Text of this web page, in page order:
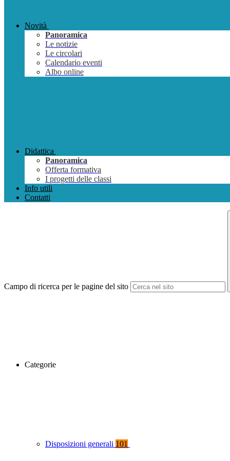
Novità
Panoramica
Le notizie
Le circolari
Calendario eventi
Albo online
Didattica
Panoramica
Offerta formativa
I progetti delle classi
Info utili
Contatti
Campo di ricerca per le pagine del sito
Categorie
Disposizioni generali 101